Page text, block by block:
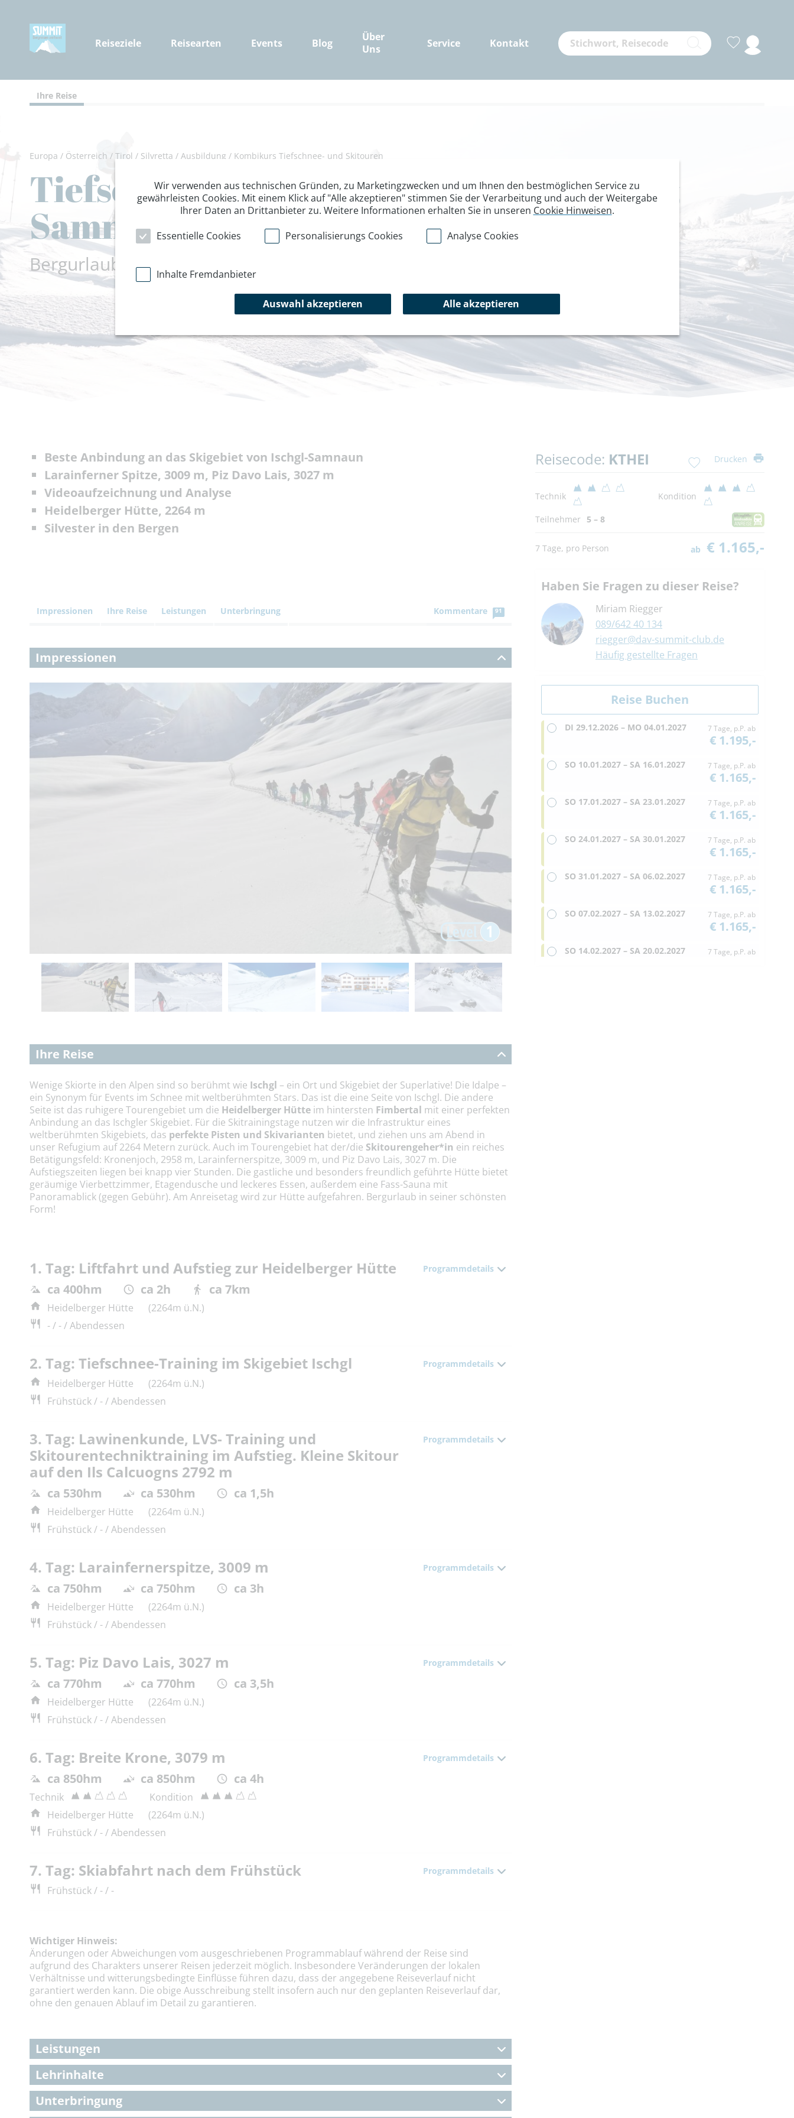
Reiseziele Reisearten Events Blog
Über
Uns
Service Kontakt
Ihre Reise
Europa / Österreich / Tirol / Silvretta / Ausbildung / Kombikurs Tiefschnee- und Skitouren
Tiefschnee- & Skitourenkurs in Ischgl &
Samnaun
Bergurlaub in seiner schönsten Form!
Beste Anbindung an das Skigebiet von Ischgl-Samnaun
Larainferner Spitze, 3009 m, Piz Davo Lais, 3027 m
Videoaufzeichnung und Analyse
Heidelberger Hütte, 2264 m
Silvester in den Bergen
Impressionen Ihre Reise Leistungen Unterbringung Kommentare 91
Impressionen
Ihre Reise
Wenige Skiorte in den Alpen sind so berühmt wie Ischgl – ein Ort und Skigebiet der Superlative! Die Idalpe –
ein Synonym für Events im Schnee mit weltberühmten Stars. Das ist die eine Seite von Ischgl. Die andere
Seite ist das ruhigere Tourengebiet um die Heidelberger Hütte im hintersten Fimbertal mit einer perfekten
Anbindung an das Ischgler Skigebiet. Für die Skitrainingstage nutzen wir die Infrastruktur eines
weltberühmten Skigebiets, das perfekte Pisten und Skivarianten bietet, und ziehen uns am Abend in
unser Refugium auf 2264 Metern zurück. Auch im Tourengebiet hat der/die Skitourengeher*in ein reiches
Betätigungsfeld: Kronenjoch, 2958 m, Larainfernerspitze, 3009 m, und Piz Davo Lais, 3027 m. Die
Aufstiegszeiten liegen bei knapp vier Stunden. Die gastliche und besonders freundlich geführte Hütte bietet
geräumige Vierbettzimmer, Etagendusche und leckeres Essen, außerdem eine Fass-Sauna mit
Panoramablick (gegen Gebühr). Am Anreisetag wird zur Hütte aufgefahren. Bergurlaub in seiner schönsten
Form!
1. Tag: Liftfahrt und Aufstieg zur Heidelberger Hütte Programmdetails
ca 400hm ca 2h ca 7km
Heidelberger Hütte
(2264m ü.N.)
- / - / Abendessen
2. Tag: Tiefschnee-Training im Skigebiet Ischgl Programmdetails
Heidelberger Hütte
(2264m ü.N.)
Frühstück / - / Abendessen
3. Tag: Lawinenkunde, LVS- Training und
Skitourentechniktraining im Aufstieg. Kleine Skitour
auf den Ils Calcuogns 2792 m
Programmdetails
ca 530hm ca 530hm ca 1,5h
Heidelberger Hütte
(2264m ü.N.)
Frühstück / - / Abendessen
4. Tag: Larainfernerspitze, 3009 m Programmdetails
ca 750hm ca 750hm ca 3h
Heidelberger Hütte
(2264m ü.N.)
Frühstück / - / Abendessen
5. Tag: Piz Davo Lais, 3027 m Programmdetails
ca 770hm ca 770hm ca 3,5h
Heidelberger Hütte
(2264m ü.N.)
Frühstück / - / Abendessen
6. Tag: Breite Krone, 3079 m Programmdetails
ca 850hm ca 850hm ca 4h
Technik
Kondition
Heidelberger Hütte
(2264m ü.N.)
Frühstück / - / Abendessen
7. Tag: Skiabfahrt nach dem Frühstück Programmdetails
Frühstück / - / -
Wichtiger Hinweis:
Änderungen oder Abweichungen vom ausgeschriebenen Programmablauf während der Reise sind
aufgrund des Charakters unserer Reisen jederzeit möglich. Insbesondere Veränderungen der lokalen
Verhältnisse und witterungsbedingte Einflüsse führen dazu, dass der angegebene Reiseverlauf nicht
garantiert werden kann. Die obige Ausschreibung stellt insofern auch nur den geplanten Reiseverlauf dar,
ohne den genauen Ablauf im Detail zu garantieren.
Leistungen
Lehrinhalte
Unterbringung
Reisecode: KTHEI Drucken
Technik Kondition
Teilnehmer 5 – 8
7 Tage, pro Person ab € 1.165,-
Haben Sie Fragen zu dieser Reise?
Miriam Riegger
089/642 40 134
riegger@dav-summit-club.de
Häufig gestellte Fragen
DI 29.12.2026 – MO 04.01.2027 7 Tage, p.P. ab
€ 1.195,-
SO 10.01.2027 – SA 16.01.2027 7 Tage, p.P. ab
€ 1.165,-
SO 17.01.2027 – SA 23.01.2027 7 Tage, p.P. ab
€ 1.165,-
SO 24.01.2027 – SA 30.01.2027 7 Tage, p.P. ab
€ 1.165,-
SO 31.01.2027 – SA 06.02.2027 7 Tage, p.P. ab
€ 1.165,-
SO 07.02.2027 – SA 13.02.2027 7 Tage, p.P. ab
€ 1.165,-
SO 14.02.2027 – SA 20.02.2027 7 Tage, p.P. ab
Wir verwenden aus technischen Gründen, zu Marketingzwecken und um Ihnen den bestmöglichen Service zu
gewährleisten Cookies. Mit einem Klick auf "Alle akzeptieren" stimmen Sie der Verarbeitung und auch der Weitergabe
Ihrer Daten an Drittanbieter zu. Weitere Informationen erhalten Sie in unseren Cookie Hinweisen.
Essentielle Cookies
Personalisierungs Cookies Analyse Cookies
Inhalte Fremdanbieter
Auswahl akzeptieren Alle akzeptieren